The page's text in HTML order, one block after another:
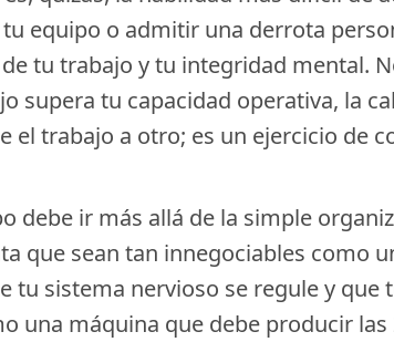
equipo o admitir una derrota
tu trabajo y tu integridad mental.
supera tu capacidad operativa, la
el trabajo a otro; es un ejercicio de
debe ir más allá de la simple
que sean tan innegociables como
tu sistema nervioso se regule y que
una máquina que debe producir